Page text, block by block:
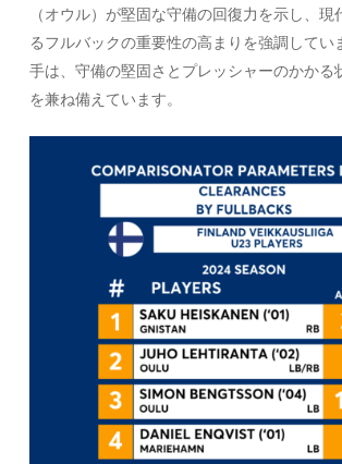
（オウル）が堅固な守備の回復力を示し、
るフルバックの重要性の高まりを強調してい
手は、守備の堅固さとプレッシャーのかかる
を兼ね備えています。